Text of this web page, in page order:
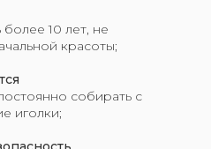
10 лет, не
красоты;
собирать с
иголки;